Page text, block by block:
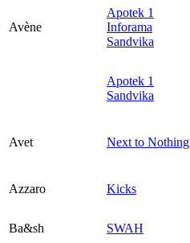
Avène
Apotek 1
Inforama
Sandvika
Apotek 1
Sandvika
Avet Next to Nothing
Azzaro Kicks
Ba&sh
SWAH